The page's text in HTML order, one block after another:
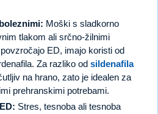
Moški s sladkorno
tlakom ali srčno-žilnimi
ED, imajo koristi od
Za razliko od sildenafila
na hrano, zato je idealen za
prehranskimi potrebami.
Stres, tesnoba ali tesnoba